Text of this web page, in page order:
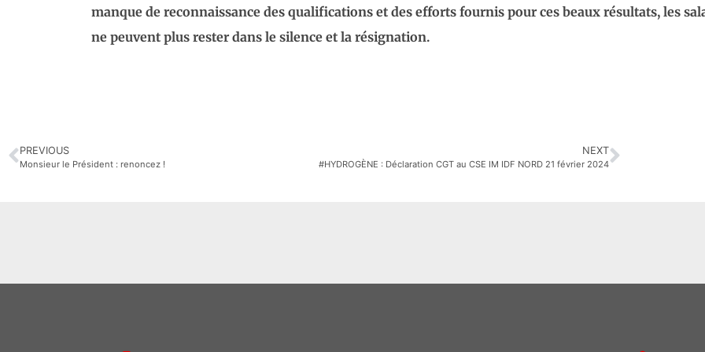
manque de reconnaissance des qualifications et des efforts fournis pour ces beaux résultats, les
ne peuvent plus rester dans le silence et la résignation.
PREVIOUS
Monsieur le Président : renoncez !
NEXT
#HYDROGÈNE : Déclaration CGT au CSE IM IDF NORD 21 février 2024